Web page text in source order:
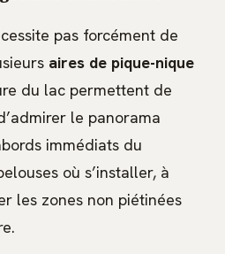
pas forcément de
aires de pique-nique
du lac permettent de
le panorama
immédiats du
où s’installer, à
les zones non piétinées